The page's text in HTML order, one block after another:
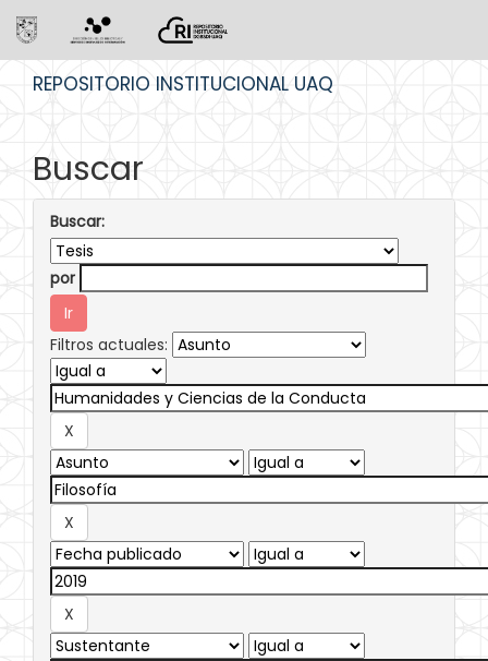
REPOSITORIO INSTITUCIONAL UAQ
Buscar
Buscar:
por
Filtros actuales: